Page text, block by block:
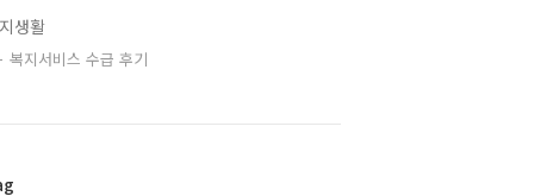
생활
복지서비스 수급 후기